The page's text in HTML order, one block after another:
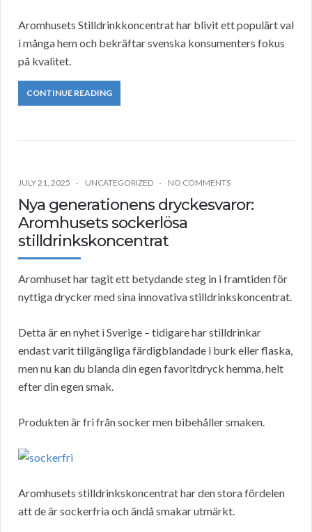
Aromhusets Stilldrinkkoncentrat har blivit ett populärt val
i många hem och bekräftar svenska konsumenters fokus
på kvalitet.
CONTINUE READING
JULY 21, 2025 UNCATEGORIZED NO COMMENTS
Nya generationens dryckesvaror:
Aromhusets sockerlösa
stilldrinkskoncentrat
Aromhuset har tagit ett betydande steg in i framtiden för
nyttiga drycker med sina innovativa stilldrinkskoncentrat.
Detta är en nyhet i Sverige – tidigare har stilldrinkar
endast varit tillgängliga färdigblandade i burk eller flaska,
men nu kan du blanda din egen favoritdryck hemma, helt
efter din egen smak.
Produkten är fri från socker men bibehåller smaken.
Aromhusets stilldrinkskoncentrat har den stora fördelen
att de är sockerfria och ändå smakar utmärkt.